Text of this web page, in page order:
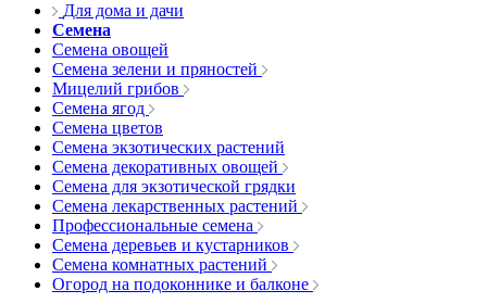
Для дома и дачи
Семена
Семена овощей
Семена зелени и пряностей
Мицелий грибов
Семена ягод
Семена цветов
Семена экзотических растений
Семена декоративных овощей
Семена для экзотической грядки
Семена лекарственных растений
Профессиональные семена
Семена деревьев и кустарников
Семена комнатных растений
Огород на подоконнике и балконе